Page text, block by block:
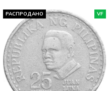
РАСПРОДАНО VF